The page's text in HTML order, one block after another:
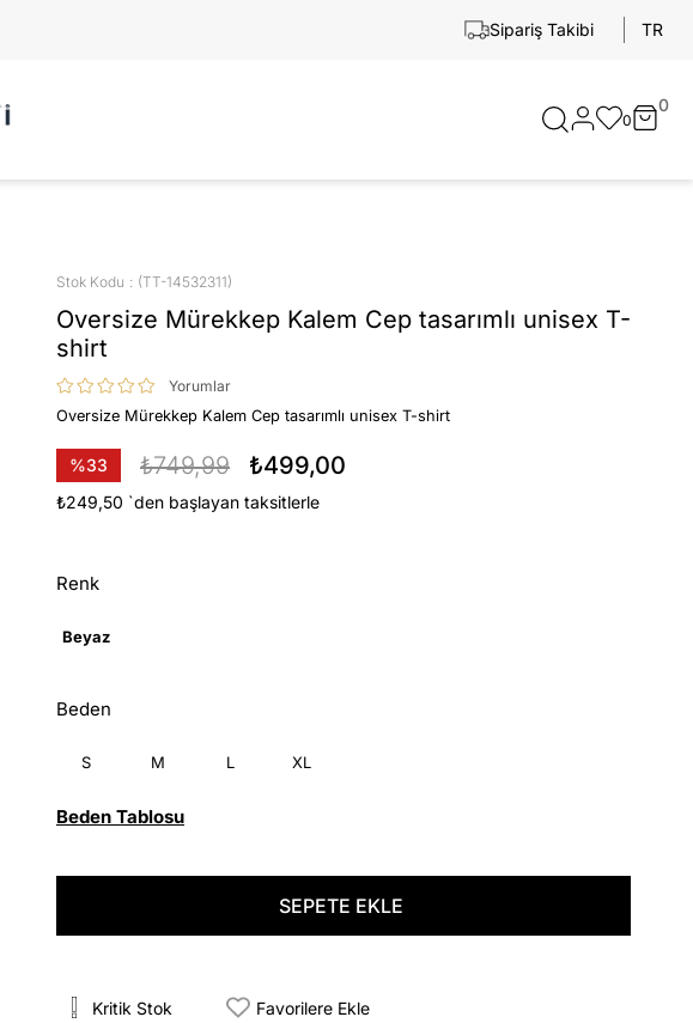
Sipariş Takibi TR
0
0
Stok Kodu (TT-14532311)
Oversize Mürekkep Kalem Cep tasarımlı unisex T-
shirt
Yorumlar
Oversize Mürekkep Kalem Cep tasarımlı unisex T-shirt
%33
İndirim
₺749,99 ₺499,00
₺249,50 `den başlayan taksitlerle
Renk
Beyaz
Beden
S M L XL
Beden Tablosu
Kritik Stok Favorilere Ekle